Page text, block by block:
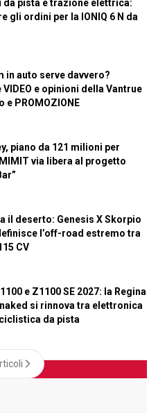
da pista e trazione elettrica:
gli ordini per la IONIQ 6 N da
in auto serve davvero?
VIDEO e opinioni della Vantrue
e PROMOZIONE
piano da 121 milioni per
via libera al progetto
il deserto: Genesis X Skorpio
l’off-road estremo tra
CV
e Z1100 SE 2027: la Regina
si rinnova tra elettronica
da pista